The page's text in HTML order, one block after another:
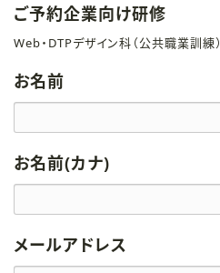
ご予約企業向け研修
Web・DTPデザイン科（公共職業訓練）
お名前
お名前(カナ)
メールアドレス